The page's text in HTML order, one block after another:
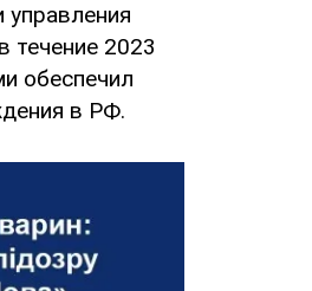
течение 2023
обеспечил
в РФ.